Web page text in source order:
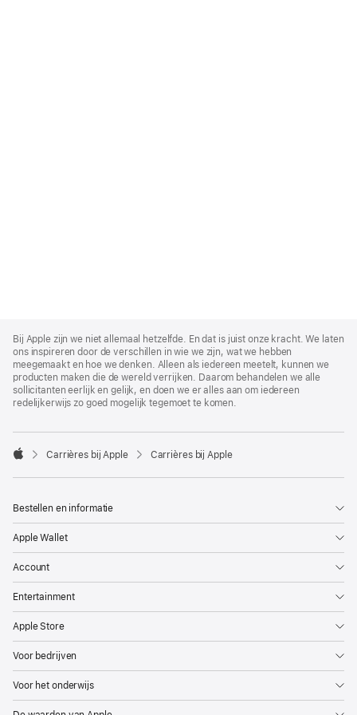
Footer
Bij Apple zijn we niet allemaal hetzelfde. En dat is juist onze kracht. We laten
ons inspireren door de verschillen in wie we zijn, wat we hebben
meegemaakt en hoe we denken. Alleen als iedereen meetelt, kunnen we
producten maken die de wereld verrijken. Daarom behandelen we alle
sollicitanten eerlijk en gelijk, en doen we er alles aan om iedereen
redelijkerwijs zo goed mogelijk tegemoet te komen.

Carrières bij Apple Carrières bij Apple
Bestellen en informatie
Apple Wallet
Account
Entertainment
Apple Store
Voor bedrijven
Voor het onderwijs